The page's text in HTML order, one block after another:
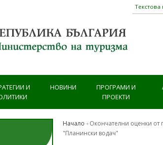
Текстова
И
НОВИНИ
ПРОГРАМИ И
ПРОЕКТИ
Начало
Окончателни оценки от
"Планински водач"